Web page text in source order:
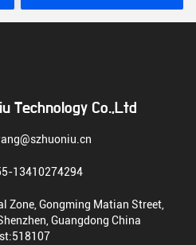
Technology Co.,Ltd
13410274294
Zone, Gongming Matian Street,
Guangdong China